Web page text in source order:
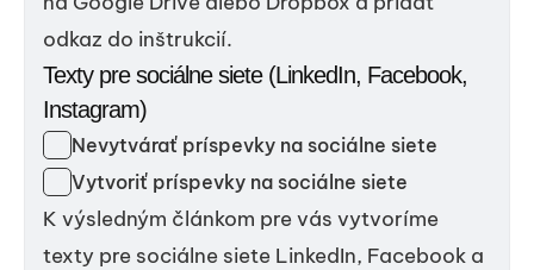
odkaz do inštrukcií.
Texty pre sociálne siete (LinkedIn, Facebook,
Instagram)
K výsledným článkom pre vás vytvoríme
texty pre sociálne siete LinkedIn, Facebook a
Nevytvárať príspevky na sociálne siete
Vytvoriť príspevky na sociálne siete